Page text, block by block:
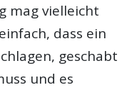
mag vielleicht
dass ein
geschabt
und es